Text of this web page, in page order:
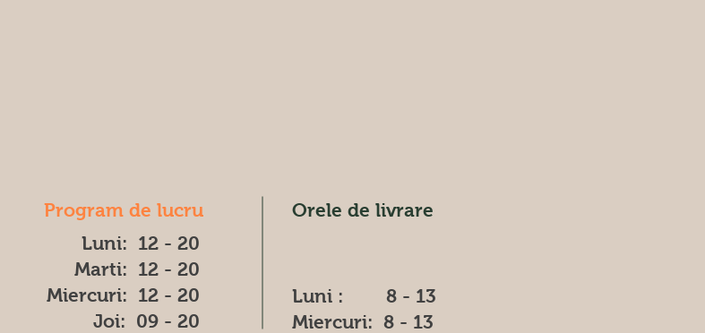
Orele de livrare
Program de lucru
Luni: 12 - 20
Marti: 12 - 20
Miercuri: 12 - 20
Joi: 09 - 20
Luni : 8 - 13
Miercuri: 8 - 13